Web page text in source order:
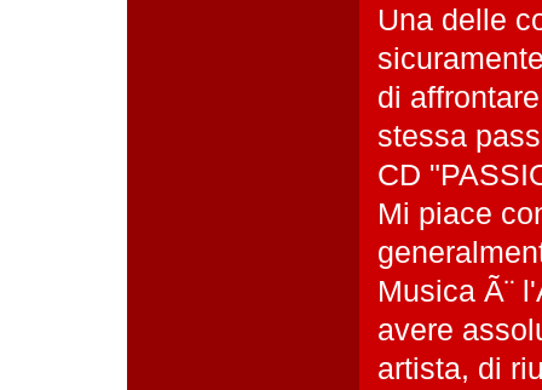
Una delle
di
stessa
CD
Mi piace
Musica Ã¨
avere
artista, di